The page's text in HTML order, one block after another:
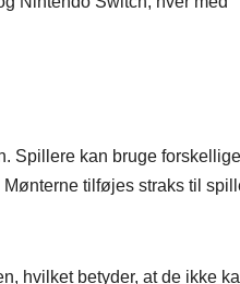
Spillere kan bruge forskellige
tilføjes straks til
hvilket betyder, at de ikke